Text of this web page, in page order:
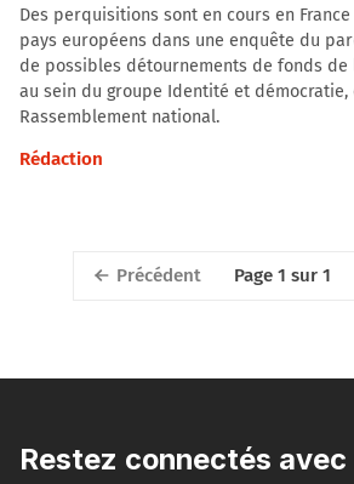
Des perquisitions sont en cours en
pays européens dans une enquête du
de possibles détournements de fonds de
au sein du groupe Identité et démocratie,
Rassemblement national.
Rédaction
Précédent Page 1 sur 1
Restez connectés